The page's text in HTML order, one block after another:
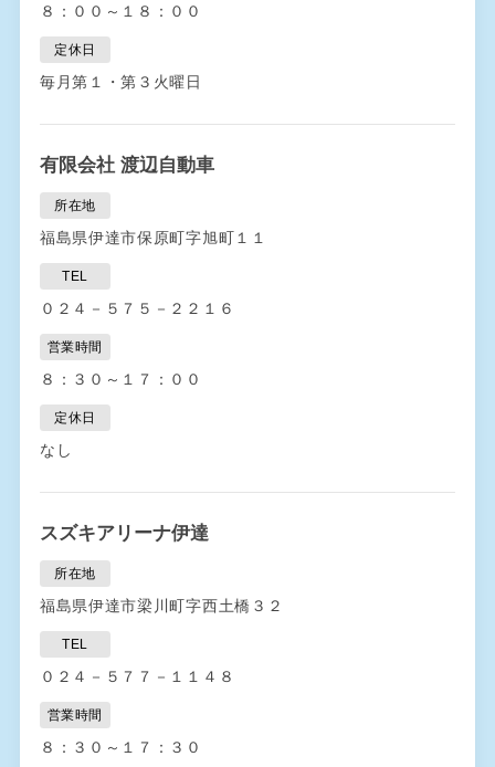
８：００～１８：００
定休日
毎月第１・第３火曜日
有限会社 渡辺自動車
所在地
福島県伊達市保原町字旭町１１
TEL
０２４－５７５－２２１６
営業時間
８：３０～１７：００
定休日
なし
スズキアリーナ伊達
所在地
福島県伊達市梁川町字西土橋３２
TEL
０２４－５７７－１１４８
営業時間
８：３０～１７：３０